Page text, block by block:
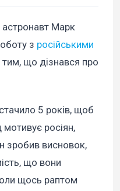
Марк
з російськими
що дізнався про
5 років, щоб
росіян,
зробив висновок,
що вони
щось раптом